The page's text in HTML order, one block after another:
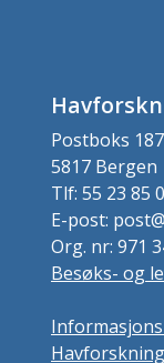
Postboks
5817 Bergen
Tlf: 55 23 85
E-post:
Org. nr: 971
Besøks- og